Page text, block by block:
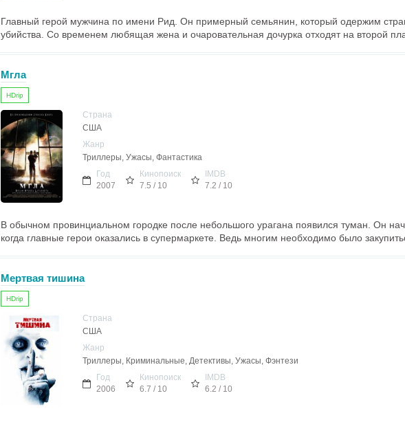
Главный герой мужчина по имени Рид. Он примерный семьянин, который одержим
убийства. Со временем любящая жена и очаровательная дочурка отходят на второй
Мгла
HDrip
Страна
США
Жанр
Триллеры, Ужасы, Фантастика
Год
2007
Кинопоиск
7.5 / 10
IMDB
7.2 / 10
В обычном провинциальном городке после небольшого урагана появился туман. Он
когда главные герои оказались в супермаркете. Ведь многим необходимо было
Мертвая тишина
HDrip
Страна
США
Жанр
Триллеры, Криминальные, Детективы, Ужасы, Фэнтези
Год
2006
Кинопоиск
6.7 / 10
IMDB
6.2 / 10